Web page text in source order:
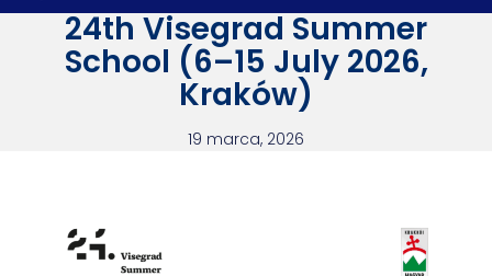
24th Visegrad Summer
School (6–15 July 2026,
Kraków)
19 marca, 2026